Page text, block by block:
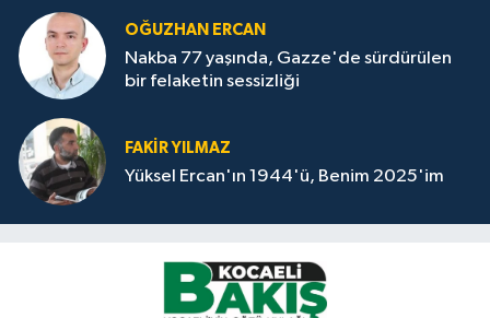
OĞUZHAN ERCAN
Nakba 77 yaşında, Gazze'de sürdürülen
bir felaketin sessizliği
FAKİR YILMAZ
Yüksel Ercan'ın 1944'ü, Benim 2025'im